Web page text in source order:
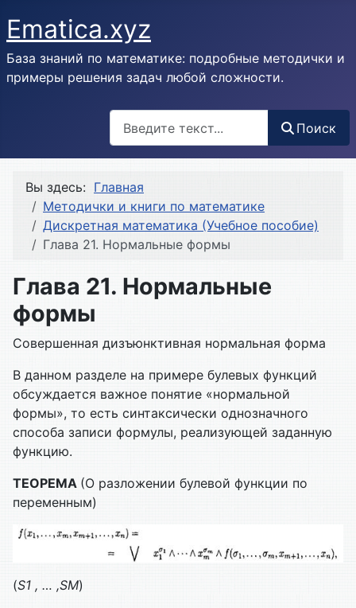
Ematica.xyz
База знаний по математике: подробные методички и
примеры решения задач любой сложности.
Поиск
Вы здесь: Главная
Методички и книги по математике
Дискретная математика (Учебное пособие)
Глава 21. Нормальные формы
Глава 21. Нормальные
формы
Совершенная дизъюнктивная нормальная форма
В данном разделе на примере булевых функций
обсуждается важное понятие «нормальной
формы», то есть синтаксически однозначного
способа записи фор­мулы, реализующей заданную
функцию.
ТЕОРЕМА (О разложении булевой функции по
переменным)
(S1 , … ,SM)